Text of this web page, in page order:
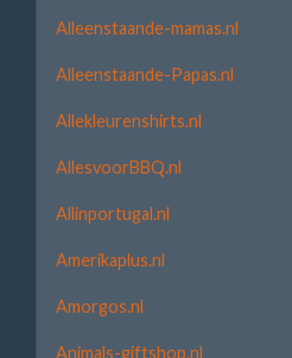
Alleenstaande-mamas.nl
Alleenstaande-Papas.nl
Allekleurenshirts.nl
AllesvoorBBQ.nl
Allinportugal.nl
Amerikaplus.nl
Amorgos.nl
Animals-giftshop.nl